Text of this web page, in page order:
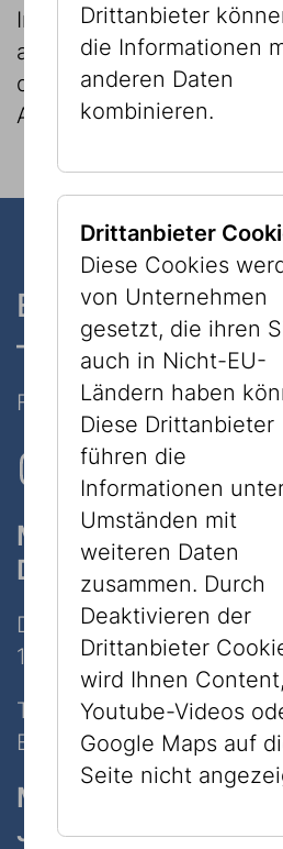
In einem
aktuelle Status des
damit etwaige
Ausleihe festgestellt
Ein Museum,
– nur 7 Minuten
Folgen Sie uns auf Social
Museum
Dorotheergasse
Dorotheergasse 11
1010 Wien
Tel:
+43 1 535 04 31
E-Mail:info@jmw.at
Museum
Judenplatz
Drittanbieter
die Informationen
anderen Daten
kombinieren.
Drittanbieter
Diese Cookies
von Unternehmen
gesetzt, die ihren
auch in Nicht-EU-
Ländern haben
Diese Drittanbieter
führen die
Informationen
Umständen mit
weiteren Daten
zusammen. Durch
Deaktivieren der
Drittanbieter
wird Ihnen
Youtube-Videos
Google Maps auf
Seite nicht